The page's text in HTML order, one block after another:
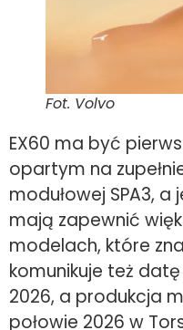
Fot. Volvo
EX60 ma być
opartym na
modułowej SPA3,
mają zapewnić
modelach, które
komunikuje też
2026, a produkcja
połowie 2026 w